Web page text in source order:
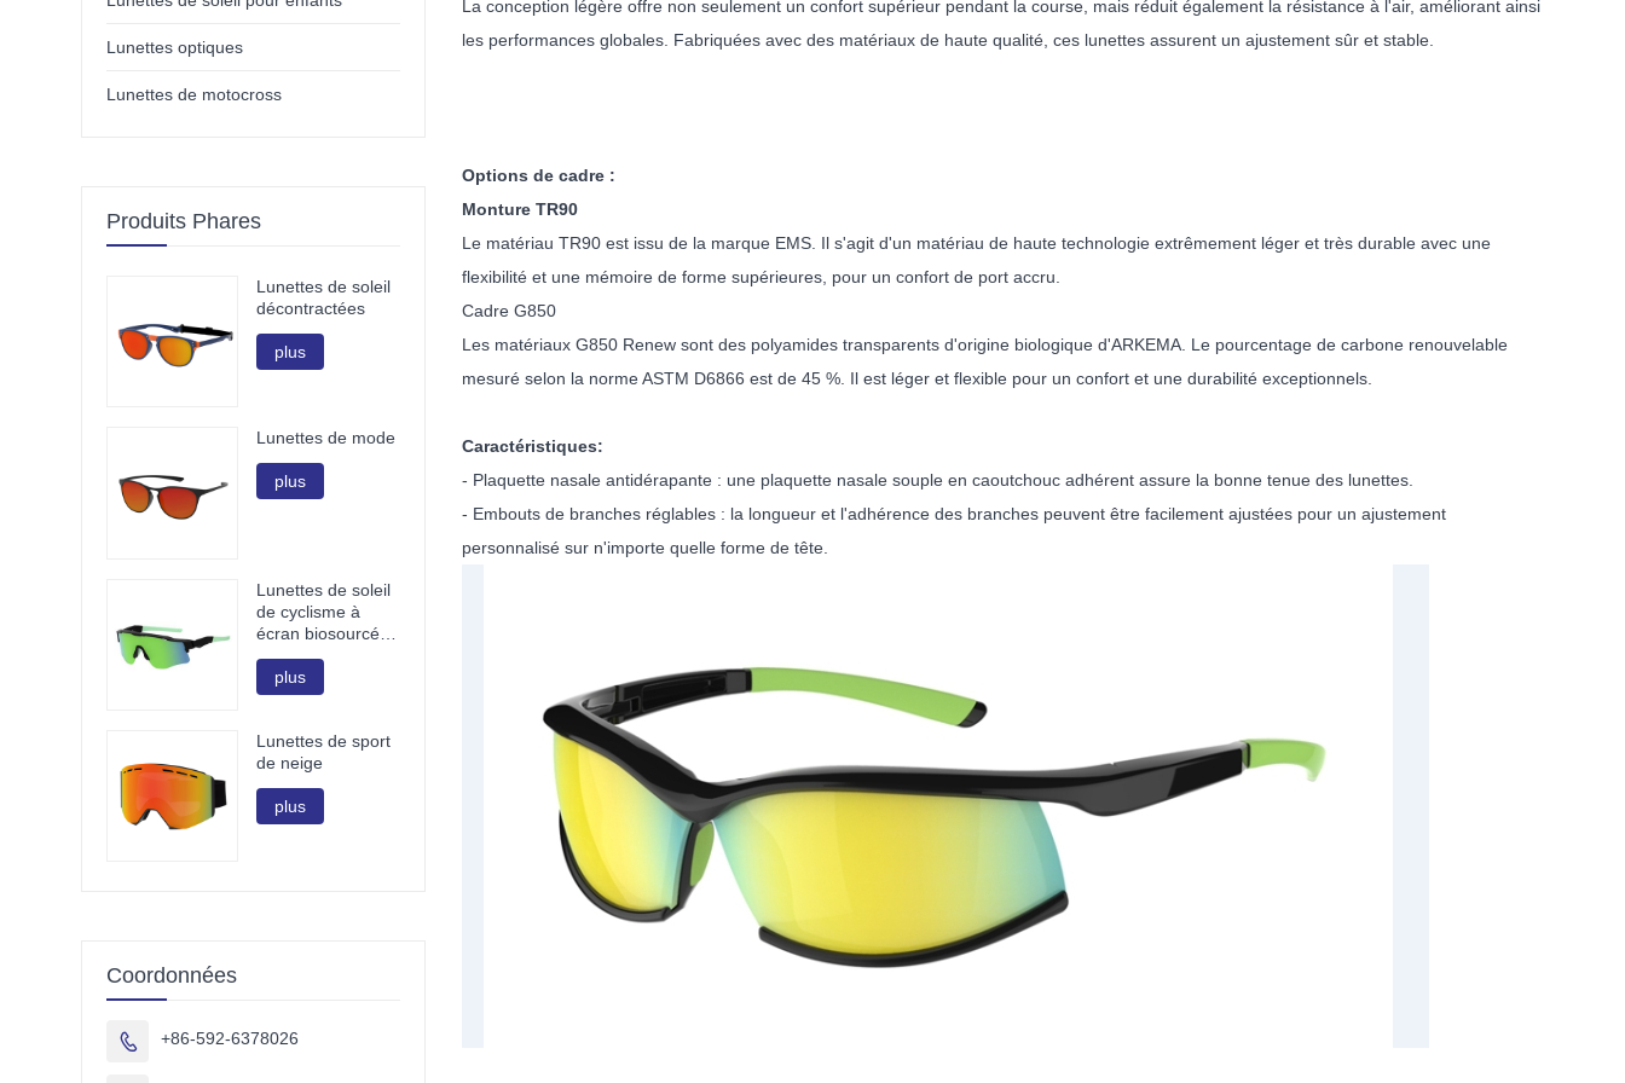
La conception légère offre non seulement un confort supérieur pendant la course, mais réduit également la résistance à l'air, améliorant ainsi
les performances globales. Fabriquées avec des matériaux de haute qualité, ces lunettes assurent un ajustement sûr et stable.
Options de cadre :
Monture TR90
Le matériau TR90 est issu de la marque EMS. Il s'agit d'un matériau de haute technologie extrêmement léger et très durable avec une
flexibilité et une mémoire de forme supérieures, pour un confort de port accru.
Cadre G850
Les matériaux G850 Renew sont des polyamides transparents d'origine biologique d'ARKEMA. Le pourcentage de carbone renouvelable
mesuré selon la norme ASTM D6866 est de 45 %. Il est léger et flexible pour un confort et une durabilité exceptionnels.
Caractéristiques:
- Plaquette nasale antidérapante : une plaquette nasale souple en caoutchouc adhérent assure la bonne tenue des lunettes.
- Embouts de branches réglables : la longueur et l'adhérence des branches peuvent être facilement ajustées pour un ajustement
personnalisé sur n'importe quelle forme de tête.
Lunettes optiques
Lunettes de motocross
Produits Phares
Lunettes de soleil
décontractées
plus
Lunettes de mode
plus
Lunettes de soleil
de cyclisme à
écran biosourcé
G850
plus
Lunettes de sport
de neige
plus
Coordonnées
 +86-592-6378026